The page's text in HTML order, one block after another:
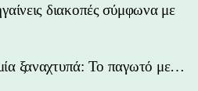
διακοπές σύμφωνα με
ξαναχτυπά: Το παγωτό με…